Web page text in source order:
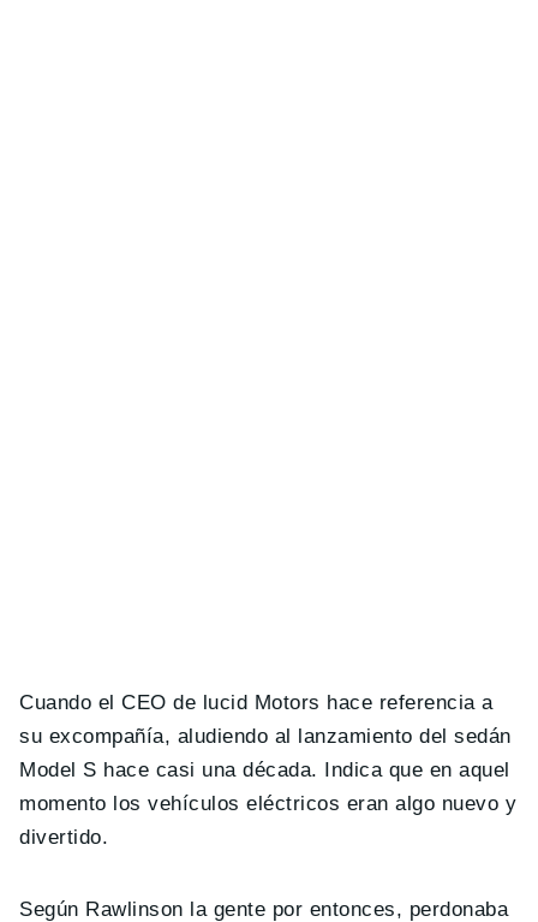
Cuando el CEO de lucid Motors hace referencia a
su excompañía, aludiendo al lanzamiento del sedán
Model S hace casi una década. Indica que en aquel
momento los vehículos eléctricos eran algo nuevo y
divertido.
Según Rawlinson la gente por entonces, perdonaba